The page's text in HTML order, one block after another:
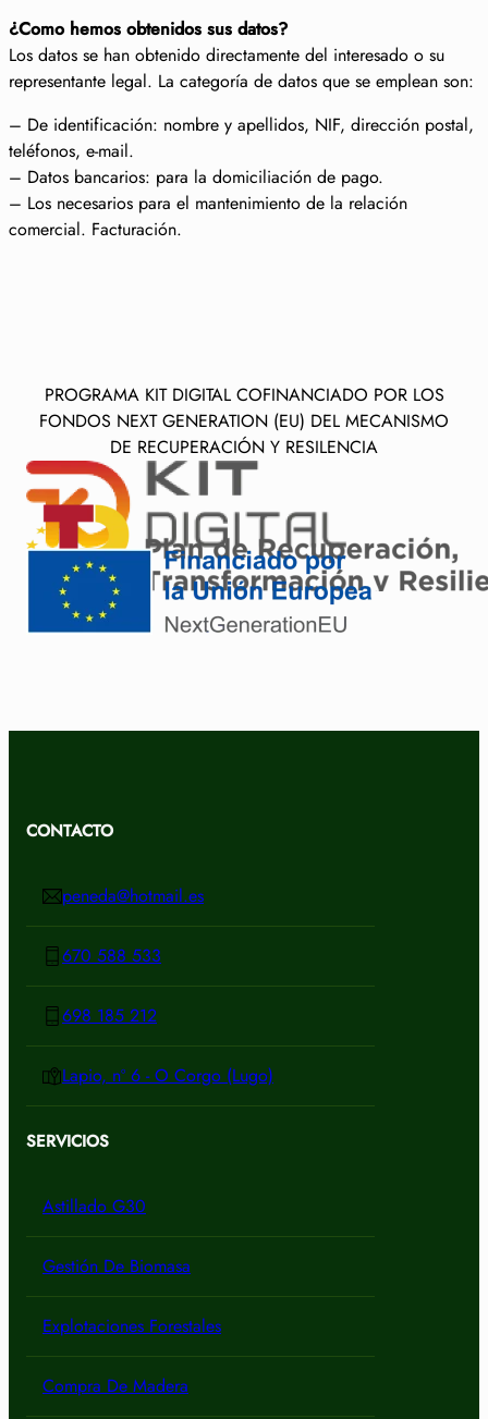
¿Como hemos obtenidos sus datos?
Los datos se han obtenido directamente del interesado o su
representante legal. La categoría de datos que se emplean son:
– De identificación: nombre y apellidos, NIF, dirección postal,
teléfonos, e-mail.
– Datos bancarios: para la domiciliación de pago.
– Los necesarios para el mantenimiento de la relación
comercial. Facturación.
PROGRAMA KIT DIGITAL COFINANCIADO POR LOS
FONDOS NEXT GENERATION (EU) DEL MECANISMO
DE RECUPERACIÓN Y RESILENCIA
CONTACTO
peneda@hotmail.es
670 588 533
698 185 212
Lapio, nº 6 - O Corgo (Lugo)
SERVICIOS
Astillado G30
Gestión De Biomasa
Explotaciones Forestales
Compra De Madera